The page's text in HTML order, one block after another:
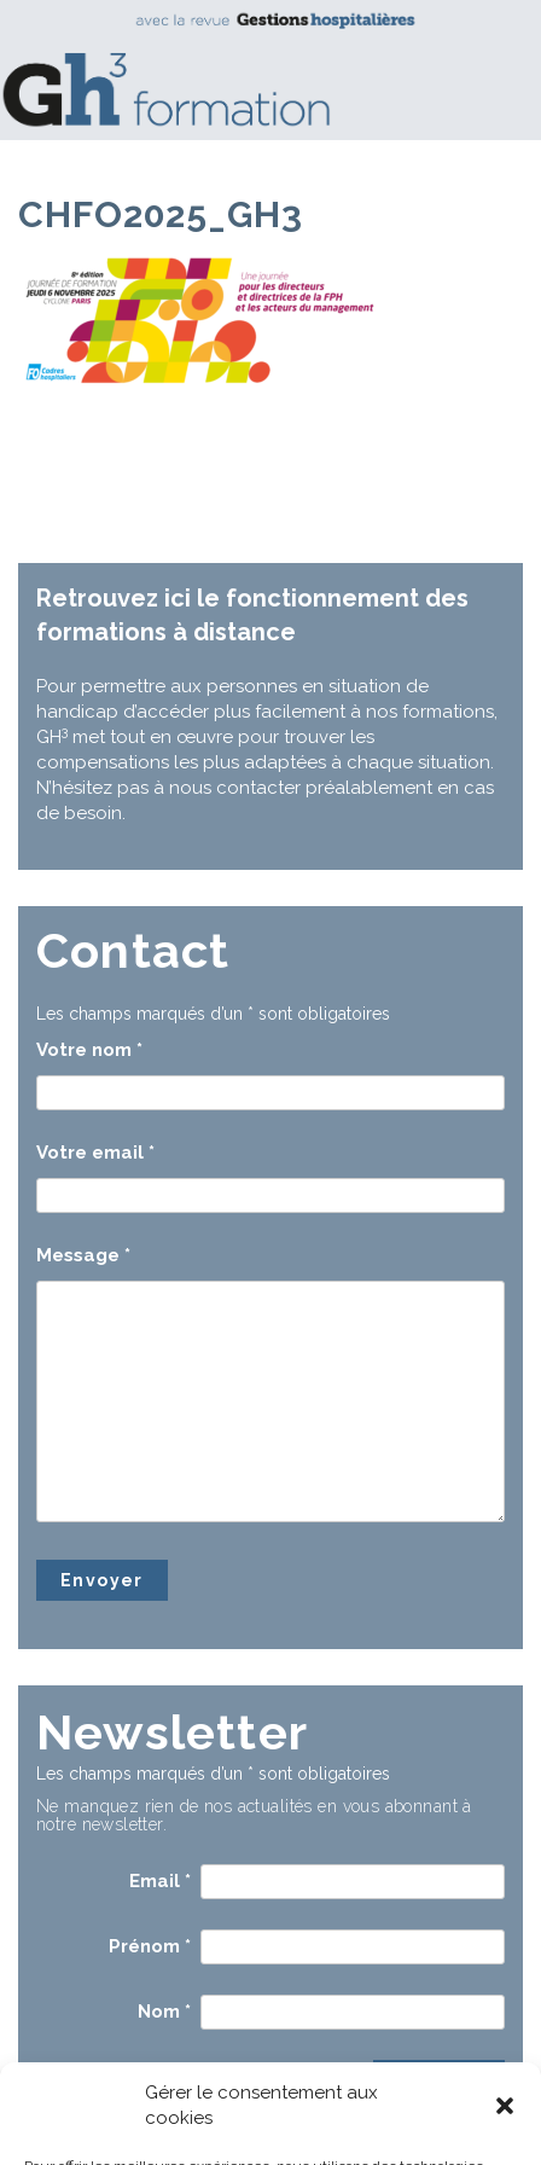
Gérer le consentement aux
cookies
CHFO2025_GH3
Retrouvez ici le fonctionnement des
formations à distance
Pour permettre aux personnes en situation de
handicap d’accéder plus facilement à nos formations,
GH3 met tout en œuvre pour trouver les
compensations les plus adaptées à chaque situation.
N’hésitez pas à nous contacter préalablement en cas
de besoin.
Contact
Les champs marqués d’un * sont obligatoires
Votre nom *
Votre email *
Message *
Newsletter
Les champs marqués d’un * sont obligatoires
Ne manquez rien de nos actualités en vous abonnant à
notre newsletter.
Email *
Prénom *
Nom *